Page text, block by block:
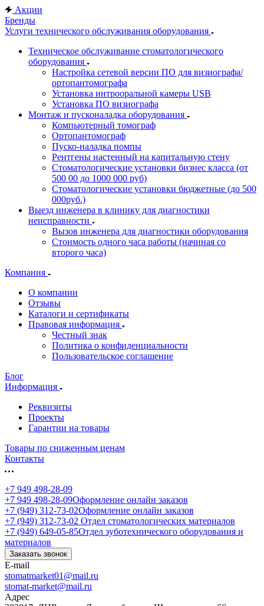
Акции
Бренды
Услуги технического обслуживания оборудования
Техническое обслуживание стоматологического
оборудования
Настройка сетевой версии ПО для визиографа/
ортопантомографа
Установка интрооральной камеры USB
Установка ПО визиографа
Монтаж и пусконаладка оборудования
Компьютерный томограф
Ортопантомограф
Пуско-наладка помпы
Рентгены настенный на капитальную стену
Стоматологические установки бизнес класса (от
500 00 до 1000 000 руб)
Стоматологические установки бюджетные (до 500
000руб.)
Выезд инженера в клинику для диагностики
неисправности
Вызов инженера для диагностики оборудования
Стоимость одного часа работы (начиная со
второго часа)
Компания
О компании
Отзывы
Каталоги и сертификаты
Правовая информация
Честный знак
Политика о конфиденциальности
Пользовательское соглашение
Блог
Информация
Реквизиты
Проекты
Гарантии на товары
Товары по сниженным ценам
Контакты
+7 949 498-28-09
+7 949 498-28-09Оформление онлайн заказов
+7 (949) 312-73-02Оформление онлайн заказов
+7 (949) 312-73-02 Отдел стоматологических материалов
+7 (949) 649-05-85Отдел зуботехнического оборудования и
материалов
Заказать звонок
E-mail
stomatmarket01@mail.ru
stomat-market@mail.ru
Адрес